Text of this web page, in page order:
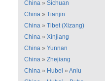
China » Sichuan
China » Tianjin
China » Tibet (Xizang)
China » Xinjiang
China » Yunnan
China » Zhejiang
China » Hubei » Anlu